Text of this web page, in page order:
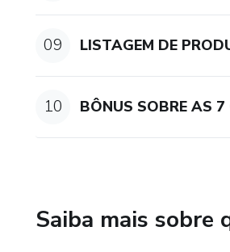
09 LISTAGEM DE
10 BÔNUS SOBRE AS 7
Saiba mais sobre